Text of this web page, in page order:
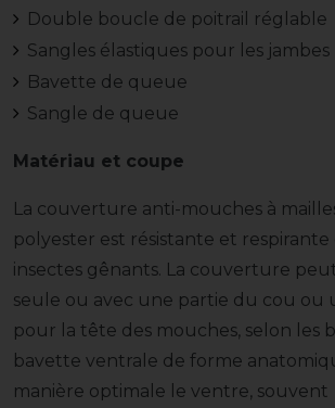
Double boucle de poitrail réglable
Sangles élastiques pour les jambes
Bavette de queue
Sangle de queue
Matériau et coupe
La couverture anti-mouches à
polyester est résistante et
insectes gênants. La couverture
seule ou avec une partie du cou ou
pour la tête des mouches, selon les
bavette ventrale de forme
manière optimale le ventre, souvent